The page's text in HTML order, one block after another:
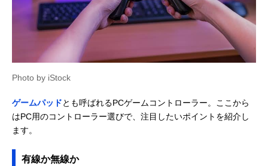
Photo by iStock
ゲームパッドとも呼ばれるPCゲームコントローラー。ここから
はPC用のコントローラー選びで、注目したいポイントを紹介し
ます。
有線か無線か